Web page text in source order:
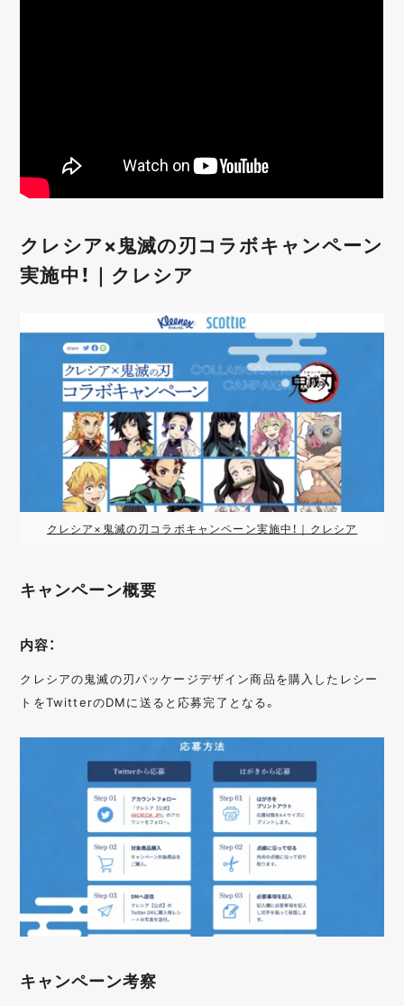
クレシア×鬼滅の刃コラボキャンペーン
実施中！｜クレシア
クレシア×鬼滅の刃コラボキャンペーン実施中！｜クレシア
キャンペーン概要
内容：
クレシアの鬼滅の刃パッケージデザイン商品を購入したレシー
トをTwitterのDMに送ると応募完了となる。
キャンペーン考察